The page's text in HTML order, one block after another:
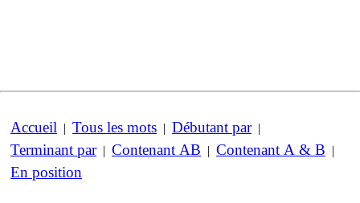
Accueil | Tous les mots | Débutant par|
Terminant par| Contenant AB | Contenant A & B |
En position